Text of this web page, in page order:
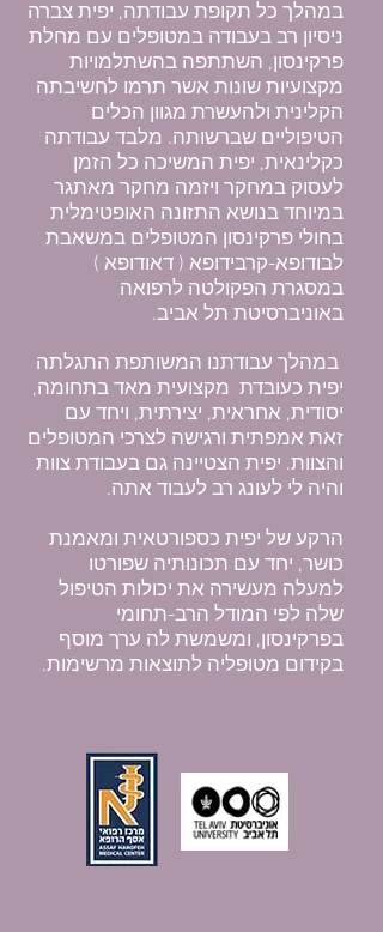
במהלך כל תקופת עבודתה, יפית צברה
ניסיון רב בעבודה במטופלים עם מחלת
פרקינסון, השתתפה בהשתלמויות
מקצועיות שונות אשר תרמו לחשיבתה
הקלינית ולהעשרת מגוון הכלים
הטיפוליים שברשותה. מלבד עבודתה
כקלינאית, יפית המשיכה כל הזמן
לעסוק במחקר ויזמה מחקר מאתגר
במיוחד בנושא התזונה האופטימלית
בחולי פרקינסון המטופלים במשאבת
לבודופא-קרבידופא ( דאודופא )
במסגרת הפקולטה לרפואה
באוניברסיטת תל אביב.
במהלך עבודתנו המשותפת התגלתה
יפית כעובדת מקצועית מאד בתחומה,
יסודית, אחראית, יצירתית, ויחד עם
זאת אמפתית ורגישה לצרכי המטופלים
והצוות. יפית הצטיינה גם בעבודת צוות
והיה לי לעונג רב לעבוד אתה.
הרקע של יפית כספורטאית ומאמנת
כושר, יחד עם תכונותיה שפורטו
למעלה מעשירה את יכולות הטיפול
שלה לפי המודל הרב-תחומי
בפרקינסון, ומשמשת לה ערך מוסף
בקידום מטופליה לתוצאות מרשימות.